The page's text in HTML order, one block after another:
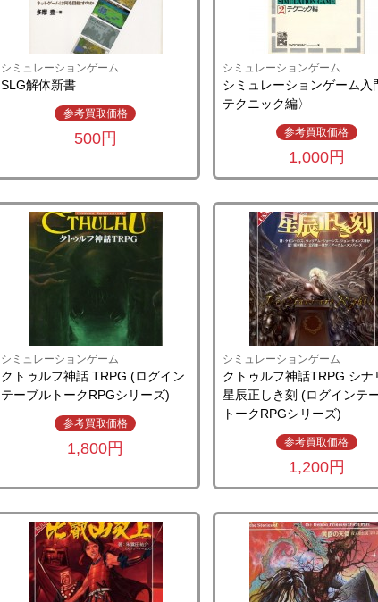
シミュレーションゲーム
SLG解体新書
参考買取価格
500円
シミュレーションゲーム
シミュレーションゲーム入
テクニック編〉
参考買取価格
1,000円
シミュレーションゲーム
クトゥルフ神話 TRPG (ログイン
テーブルトークRPGシリーズ)
参考買取価格
1,800円
シミュレーションゲーム
クトゥルフ神話TRPG シナ
星辰正しき刻 (ログインテ
トークRPGシリーズ)
参考買取価格
1,200円